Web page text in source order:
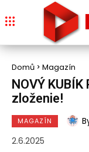
Domů Magazín
NOVÝ
zloženie!
MAGAZÍN
2.6.2025